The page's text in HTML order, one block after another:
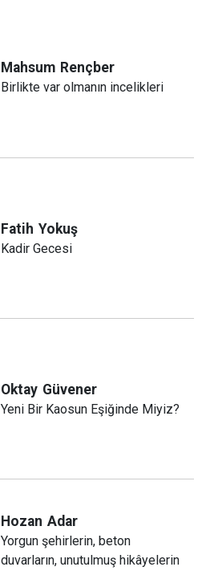
Mahsum Rençber
Birlikte var olmanın incelikleri
Fatih Yokuş
Kadir Gecesi
Oktay Güvener
Yeni Bir Kaosun Eşiğinde Miyiz?
Hozan Adar
Yorgun şehirlerin, beton
duvarların, unutulmuş hikâyelerin